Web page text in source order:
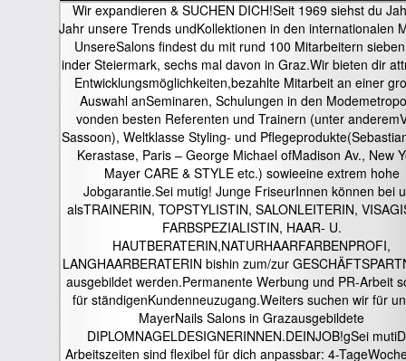
Wir expandieren & SUCHEN DICH!Seit 1969 siehst du
Jahr unsere Trends undKollektionen in den internationalen
UnsereSalons findest du mit rund 100 Mitarbeitern
inder Steiermark, sechs mal davon in Graz.Wir bieten dir
Entwicklungsmöglichkeiten,bezahlte Mitarbeit an einer
Auswahl anSeminaren, Schulungen in den
vonden besten Referenten und Trainern (unter
Sassoon), Weltklasse Styling- und
Kerastase, Paris – George Michael ofMadison Av., New
Mayer CARE & STYLE etc.) sowieeine extrem hohe
Jobgarantie.Sei mutig! Junge FriseurInnen können bei
alsTRAINERIN, TOPSTYLISTIN, SALONLEITERIN,
FARBSPEZIALISTIN, HAAR- U.
HAUTBERATERIN,NATURHAARFARBENPROFI,
LANGHAARBERATERIN bishin zum/zur
ausgebildet werden.Permanente Werbung und PR-Arbeit
für ständigenKundenneuzugang.Weiters suchen wir für
MayerNails Salons in Grazausgebildete
DIPLOMNAGELDESIGNERINNEN.DEINJOB!gSei
Arbeitszeiten sind flexibel für dich anpassbar: 4-